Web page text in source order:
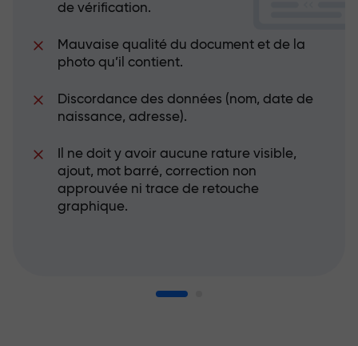
de vérification.
Mauvaise qualité du document et de la
photo qu’il contient.
Discordance des données (nom, date de
naissance, adresse).
Il ne doit y avoir aucune rature visible,
ajout, mot barré, correction non
approuvée ni trace de retouche
graphique.